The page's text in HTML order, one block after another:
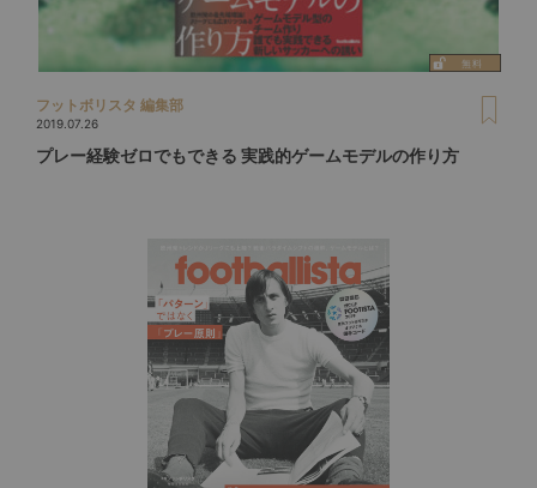
フットボリスタ 編集部
2019.07.26
プレー経験ゼロでもできる 実践的ゲームモデルの作り方